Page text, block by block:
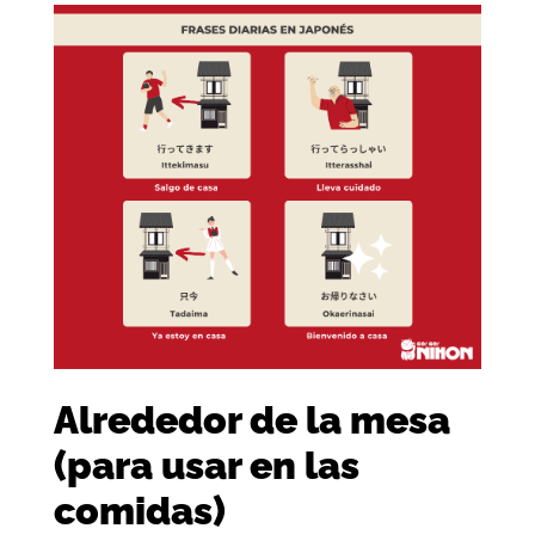
Alrededor de la mesa
(para usar en las
comidas)